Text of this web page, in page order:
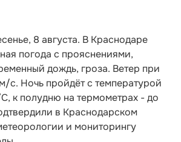
8 августа. В Краснодаре
погода с прояснениями,
дождь, гроза. Ветер при
Ночь пройдёт с температурой
к полудню на термометрах - до
в Краснодарском
и мониторингу